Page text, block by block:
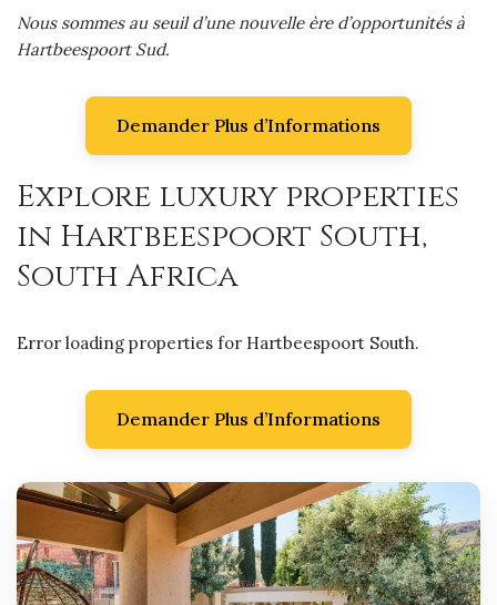
Nous sommes au seuil d’une nouvelle ère d’opportunités à
Hartbeespoort Sud.
Demander Plus d’Informations
Explore luxury properties
in Hartbeespoort South,
South Africa
Error loading properties for Hartbeespoort South.
Demander Plus d’Informations